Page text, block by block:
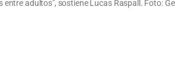
adultos", sostiene Lucas Raspall. Foto: